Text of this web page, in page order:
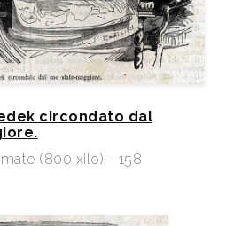
circondato dal
(800 xilo) - 158